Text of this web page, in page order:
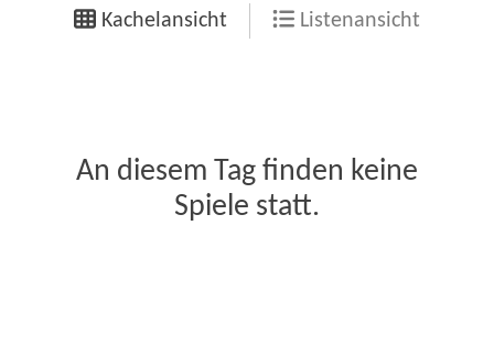
Kachelansicht Listenansicht
An diesem Tag finden keine
Spiele statt.